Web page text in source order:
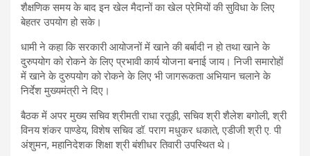
शैक्षणिक समय के बाद इन खेल मैदानों का खेल प्रेमियों की सुविधा के लिए
बेहतर उपयोग हो सके।
धामी ने कहा कि सरकारी आयोजनों में खाने की बर्बादी न हो तथा खाने के
दुरुपयोग को रोकने के लिए प्रभावी कार्य योजना बनाई जाय। निजी समारोहों
में खाने के दुरुपयोग को रोकने के लिए भी जागरूकता अभियान चलाने के
निर्देश मुख्यमंत्री ने दिए।
बैठक में अपर मुख्य सचिव श्रीमती राधा रतूड़ी, सचिव श्री शैलेश बगोली, श्री
विनय शंकर पाण्डेय, विशेष सचिव डॉ. पराग मधुकर धकाते, एडीजी श्री ए. पी
अंशुमन, महानिदेशक शिक्षा श्री बंशीधर तिवारी उपस्थित थे।